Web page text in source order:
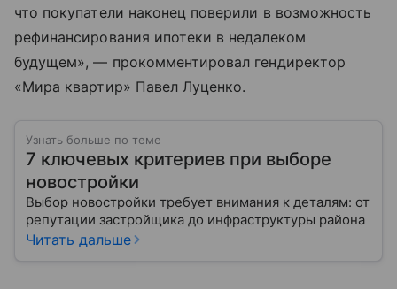
что покупатели наконец поверили в возможность
рефинансирования ипотеки в недалеком
будущем», — прокомментировал гендиректор
«Мира квартир» Павел Луценко.
Узнать больше по теме
7 ключевых критериев при выборе
новостройки
Выбор новостройки требует внимания к деталям: от
репутации застройщика до инфраструктуры района
Читать дальше